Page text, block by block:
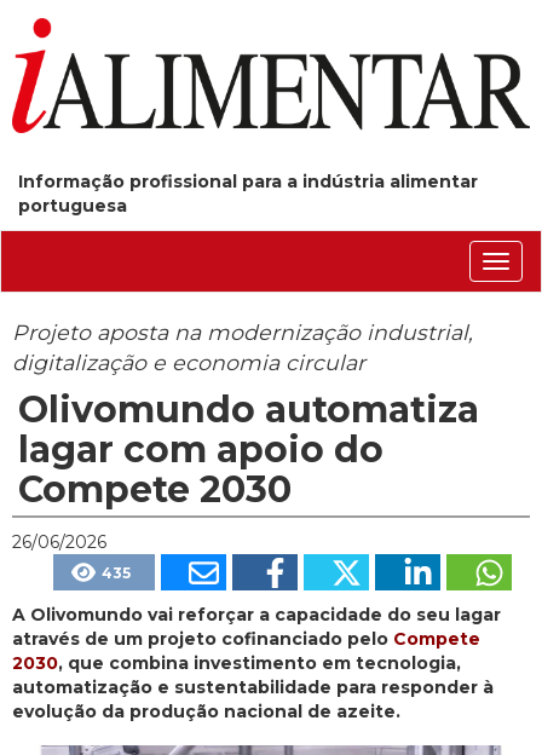
Informação profissional para a indústria alimentar
portuguesa
Projeto aposta na modernização industrial,
digitalização e economia circular
Olivomundo automatiza
lagar com apoio do
Compete 2030
26/06/2026
435
A Olivomundo vai reforçar a capacidade do seu lagar
através de um projeto cofinanciado pelo Compete
2030, que combina investimento em tecnologia,
automatização e sustentabilidade para responder à
evolução da produção nacional de azeite.